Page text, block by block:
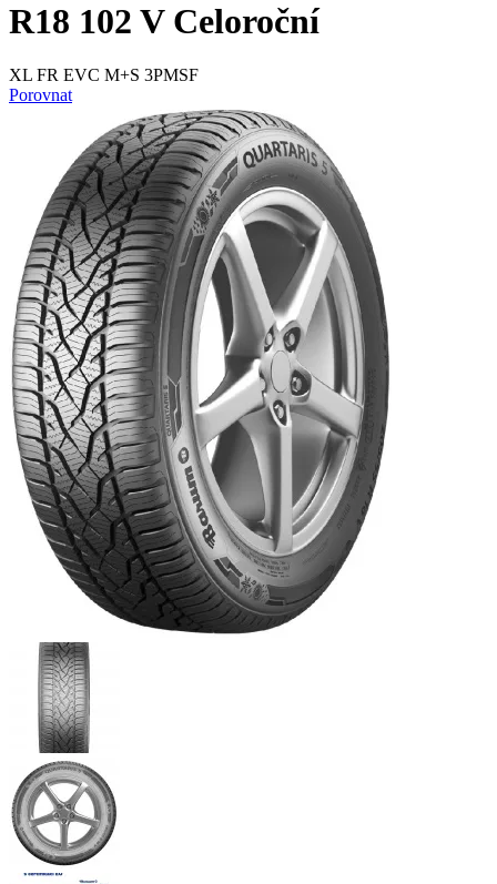
R18 102 V Celoroční
XL FR EVC M+S 3PMSF
Porovnat